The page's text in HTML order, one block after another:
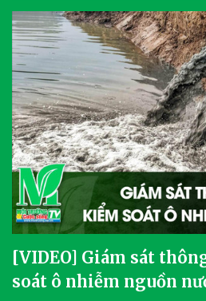
[VIDEO] Giám sát
soát ô nhiễm nguồn